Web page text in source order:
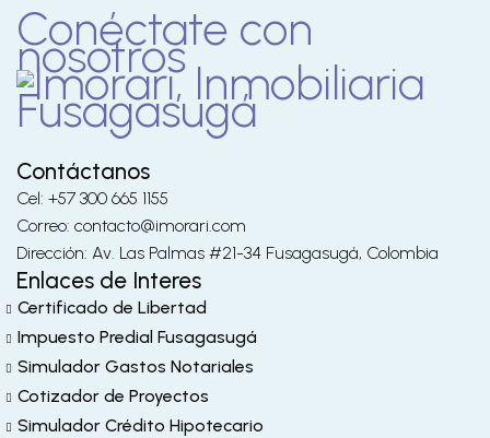
Conéctate con
nosotros
Contáctanos
Cel: +57 300 665 1155
Correo: contacto@imorari.com
Dirección: Av. Las Palmas #21-34 Fusagasugá, Colombia
Enlaces de Interes
Certificado de Libertad
Impuesto Predial Fusagasugá
Simulador Gastos Notariales
Cotizador de Proyectos
Simulador Crédito Hipotecario